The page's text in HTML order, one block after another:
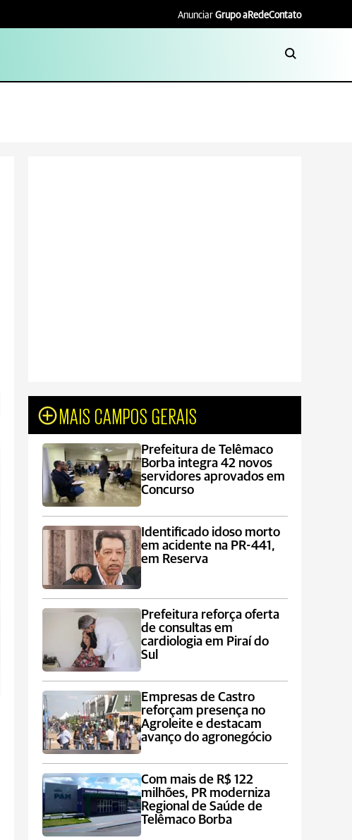
Anunciar Grupo aRedeContato
MAIS CAMPOS GERAIS
Prefeitura de Telêmaco
Borba integra 42 novos
servidores aprovados em
Concurso
Identificado idoso morto
em acidente na PR-441,
em Reserva
Prefeitura reforça oferta
de consultas em
cardiologia em Piraí do
Sul
Empresas de Castro
reforçam presença no
Agroleite e destacam
avanço do agronegócio
Com mais de R$ 122
milhões, PR moderniza
Regional de Saúde de
Telêmaco Borba